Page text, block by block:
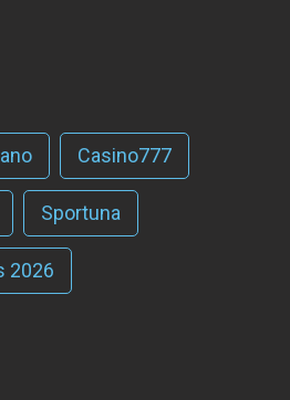
Casino777
Sportuna
2026